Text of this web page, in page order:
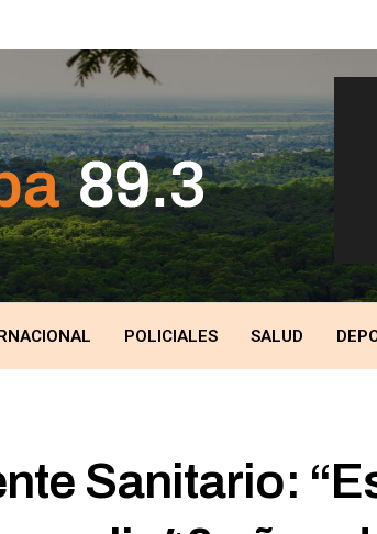
POLICIALES SALUD
Sanitario: